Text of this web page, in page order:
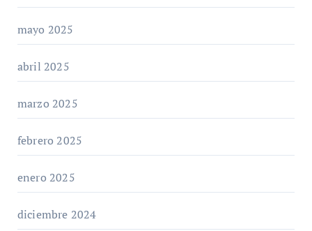
mayo 2025
abril 2025
marzo 2025
febrero 2025
enero 2025
diciembre 2024